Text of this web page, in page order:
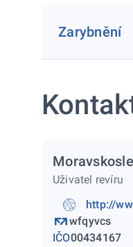
Zarybnění
Uživatel revíru
http://
wfqyvcs
IČO00434167